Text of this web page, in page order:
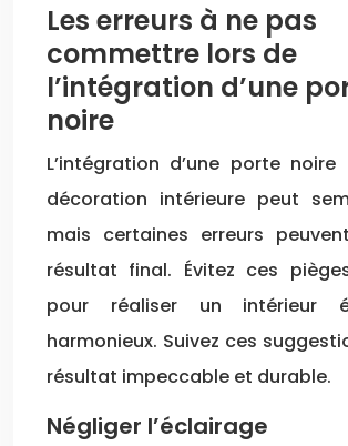
Les erreurs à ne pas
commettre lors de
l’intégration d’une
noire
L’intégration d’une porte
décoration intérieure peut
mais certaines erreurs
résultat final. Évitez ces
pour réaliser un intérieur
harmonieux. Suivez ces
résultat impeccable et durable.
Négliger l’éclairage